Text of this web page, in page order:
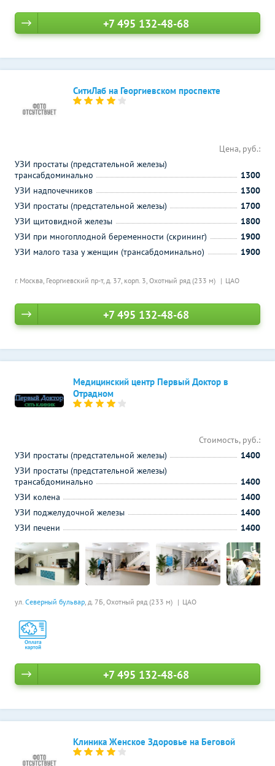
+7 495 132-48-68
СитиЛаб на Георгиевском проспекте
г. Москва, Георгиевский пр-т, д. 37, корп. 3, Охотный ряд (233 м) ЦАО
Цена, руб.:
УЗИ простаты (предстательной железы)
трансабдоминально
1300
УЗИ надпочечников
1300
УЗИ простаты (предстательной железы)
1700
УЗИ щитовидной железы
1800
УЗИ при многоплодной беременности (скрининг)
1900
УЗИ малого таза у женщин (трансабдоминально)
1900
+7 495 132-48-68
Медицинский центр Первый Доктор в
Отрадном
ул. Северный бульвар, д. 7Б, Охотный ряд (233 м) ЦАО
Стоимость, руб.:
УЗИ простаты (предстательной железы)
1400
УЗИ простаты (предстательной железы)
трансабдоминально
1400
УЗИ колена
1400
УЗИ поджелудочной железы
1400
УЗИ печени
1400
+7 495 132-48-68
Клиника Женское Здоровье на Беговой